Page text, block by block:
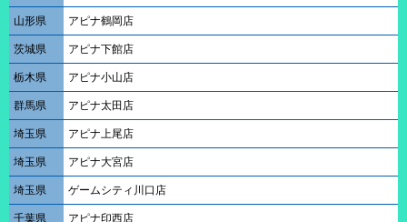
山形県 アピナ鶴岡店
茨城県 アピナ下館店
栃木県 アピナ小山店
群馬県 アピナ太田店
埼玉県 アピナ上尾店
埼玉県 アピナ大宮店
埼玉県 ゲームシティ川口店
千葉県 アピナ印西店